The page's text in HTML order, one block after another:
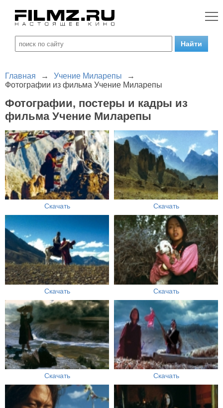
Главная → Учение Миларепы
→
Фотографии из фильма Учение Миларепы
Фотографии, постеры и кадры из
фильма Учение Миларепы
Скачать Скачать
Скачать Скачать
Скачать Скачать